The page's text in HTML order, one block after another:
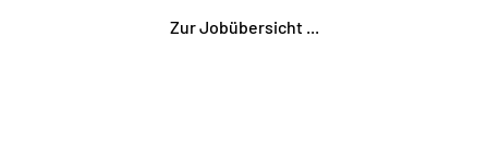
Zur Jobübersicht ...